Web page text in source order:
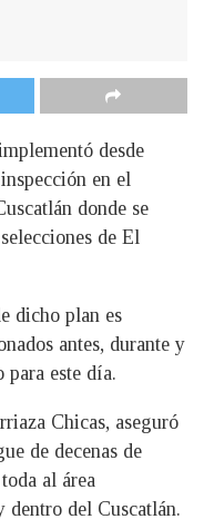
desde
en el
donde se
de El
dicho plan es
antes, durante y
para este día.
Chicas, aseguró
de decenas de
al área
dentro del Cuscatlán.